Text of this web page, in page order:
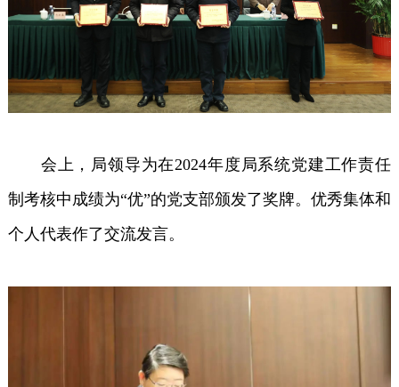
会上，局领导为在2024年度局系统党建工作责任
制考核中成绩为“优”的党支部颁发了奖牌。优秀集体和
个人代表作了交流发言。